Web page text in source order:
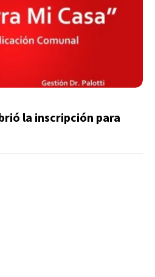
la inscripción para